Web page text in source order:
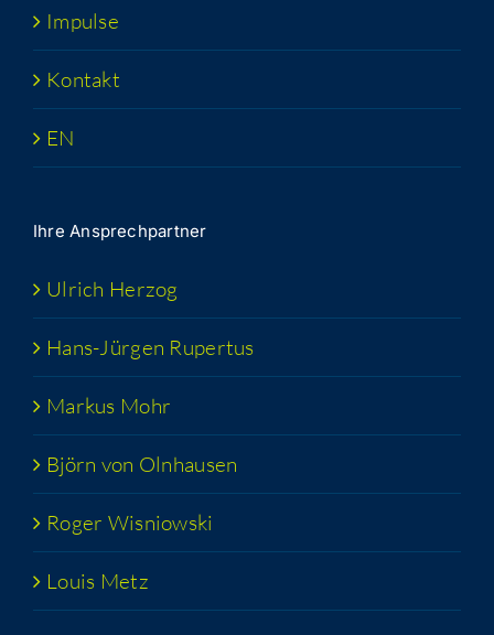
Impul­se
Kon­takt
EN
Ihre Ansprech­part­ner
Ulrich Her­zog
Hans-Jür­­gen Rupertus
Mar­kus Mohr
Björn von Olnhausen
Roger Wis­niow­ski
Lou­is Metz